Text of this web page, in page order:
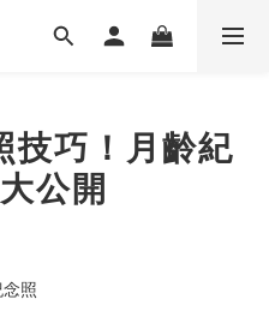
技巧！月齡紀
公開